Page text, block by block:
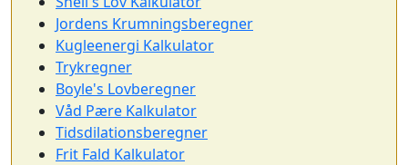
Jordens Krumningsberegner
Kugleenergi Kalkulator
Trykregner
Boyle's Lovberegner
Våd Pære Kalkulator
Tidsdilationsberegner
Frit Fald Kalkulator